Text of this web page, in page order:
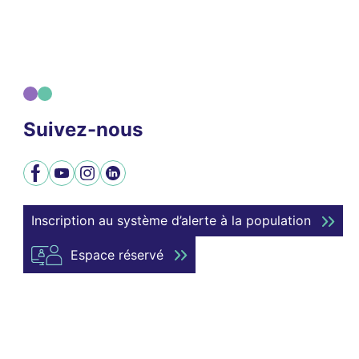
Suivez-nous
Facebook
YouTubeInstagram
LinkedIn
Inscription au système d’alerte à la population
Espace réservé